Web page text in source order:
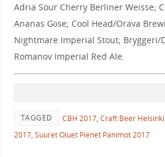
Adria Sour Cherry Berliner Weisse;
Ananas Göse; Cool Head/Orava
Nightmare Imperial Stout; Bryggeri/
Romanov Imperial Red Ale.
TAGGED CBH 2017, Craft Beer
2017, Suuret Oluet Pienet Panimot 2017